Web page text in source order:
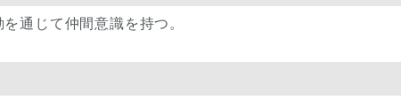
通じて仲間意識を持つ。